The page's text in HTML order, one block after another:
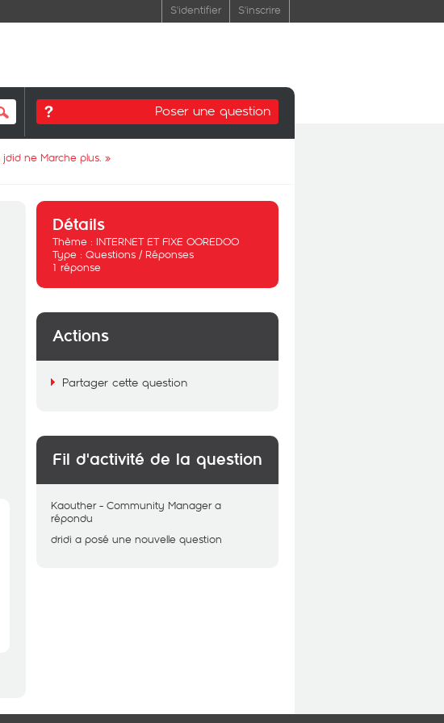
S'identifier S'inscrire
Poser une question
ne Marche plus. »
Détails
Thème : INTERNET ET FIXE OOREDOO
Type : Questions / Réponses
1 réponse
Actions
Partager cette question
Fil d'activité de la question
Kaouther - Community Manager a
répondu
dridi a posé une nouvelle question